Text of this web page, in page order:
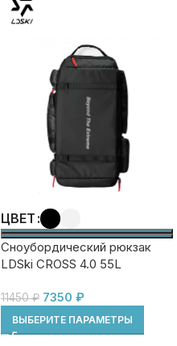
ЦВЕТ
Сноубордический рюкзак
LDSki CROSS 4.0 55L
11450₽ 7350 ₽
ВЫБЕРИТЕ ПАРАМЕТРЫ